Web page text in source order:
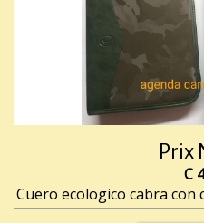
Prix
C
Cuero ecologico cabra con